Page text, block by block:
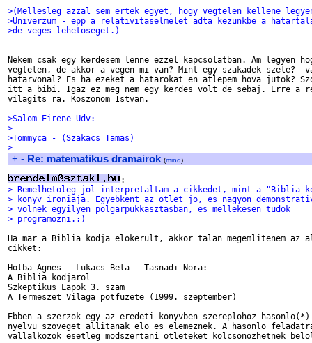
>(Mellesleg azzal sem ertek egyet, hogy vegtelen kellene
>Univerzum - epp a relativitaselmelet adta kezunkbe a
>de veges lehetoseget.)
Nekem csak egy kerdesem lenne ezzel kapcsolatban. Am legyen
vegtelen, de akkor a vegen mi van? Mint egy szakadek szele?
hatarvonal? Es ha ezeket a hatarokat en atlepem hova jutok?
itt a bibi. Igaz ez meg nem egy kerdes volt de sebaj. Erre a
vilagits ra. Koszonom Istvan.
>Salom-Eirene-Udv:
>
>Tommyca - (Szakacs Tamas)
>
+ - Re: matematikus dramairok (mind)
> Remelhetoleg jol interpretaltam a cikkedet, mint a "Biblia
> konyv ironiaja. Egyebkent az otlet jo, es nagyon
> volnek egyilyen polgarpukkasztasban, es mellekesen tudok
> programozni.:)
Ha mar a Biblia kodja elokerult, akkor talan megemlitenem az
cikket:
Holba Agnes - Lukacs Bela - Tasnadi Nora:
A Biblia kodjarol
Szkeptikus Lapok 3. szam
A Termeszet Vilaga potfuzete (1999. szeptember)
Ebben a szerzok egy az eredeti konyvben szereplohoz hasonlo(*)
nyelvu szoveget allitanak elo es elemeznek. A hasonlo
vallalkozok esetleg modszertani otleteket kolcsonozhetnek